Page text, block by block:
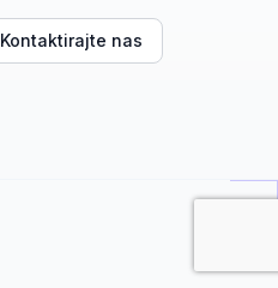
Kontaktirajte nas